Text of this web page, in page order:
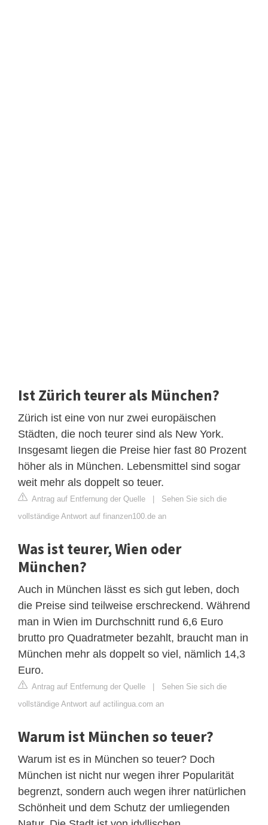
Ist Zürich teurer als München?
Zürich ist eine von nur zwei europäischen
Städten, die noch teurer sind als New York.
Insgesamt liegen die Preise hier fast 80 Prozent
höher als in München. Lebensmittel sind sogar
weit mehr als doppelt so teuer.
Antrag auf Entfernung der Quelle | Sehen Sie sich die
vollständige Antwort auf finanzen100.de an
Was ist teurer, Wien oder
München?
Auch in München lässt es sich gut leben, doch
die Preise sind teilweise erschreckend. Während
man in Wien im Durchschnitt rund 6,6 Euro
brutto pro Quadratmeter bezahlt, braucht man in
München mehr als doppelt so viel, nämlich 14,3
Euro.
Antrag auf Entfernung der Quelle | Sehen Sie sich die
vollständige Antwort auf actilingua.com an
Warum ist München so teuer?
Warum ist es in München so teuer? Doch
München ist nicht nur wegen ihrer Popularität
begrenzt, sondern auch wegen ihrer natürlichen
Schönheit und dem Schutz der umliegenden